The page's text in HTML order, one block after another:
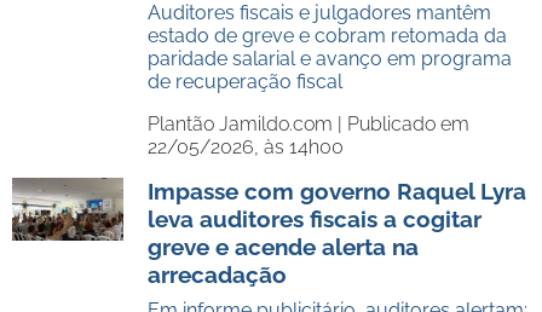
Auditores fiscais e julgadores mantêm
estado de greve e cobram retomada da
paridade salarial e avanço em programa
de recuperação fiscal
Plantão Jamildo.com | Publicado em
22/05/2026, às 14h00
Impasse com governo Raquel Lyra
leva auditores fiscais a cogitar
greve e acende alerta na
arrecadação